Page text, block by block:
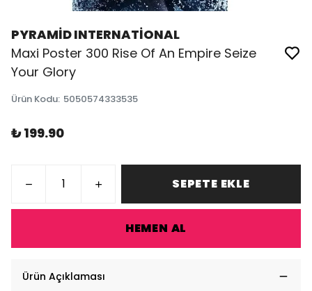
PYRAMİD INTERNATİONAL
Maxi Poster 300 Rise Of An Empire Seize
Your Glory
Ürün Kodu: 5050574333535
₺ 199.90
SEPETE EKLE
HEMEN AL
Ürün Açıklaması